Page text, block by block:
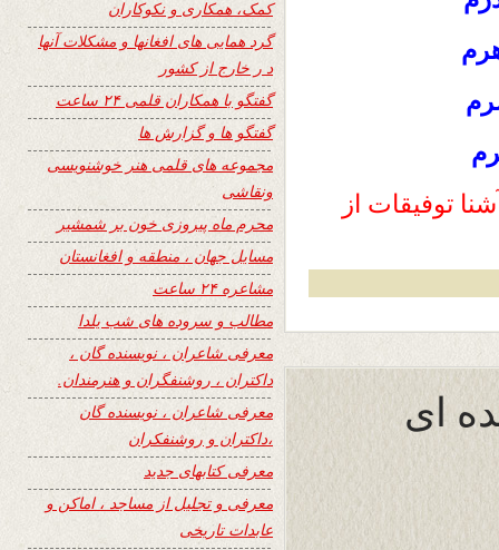
توفیقات از
ای
کمک، همکاری و نکوکاران
گرد همایی های افغانها و مشکلات آنها
د ر خارج از کشور
گفتگو با همکاران قلمی ۲۴ ساعت
گفتگو ها و گزارش ها
مجموعه های قلمی هنر خوشنویسی
ونقاشی
محرم ماه پیروزی خون بر شمشیر
مسایل جهان ، منطقه و افغانستان
مشاعره ۲۴ ساعت
مطالب و سروده های شب یلدا
معرفی شاعران ، نویسنده گان ،
داکتران ، روشنفگران و هنرمندان.
معرفی شاعران ، نویسنده گان
،داکتران و روشنفکران
معرفی کتابهای جدید
معرفی و تجلیل از مساجد ، اماکن و
عابدات تاریخی